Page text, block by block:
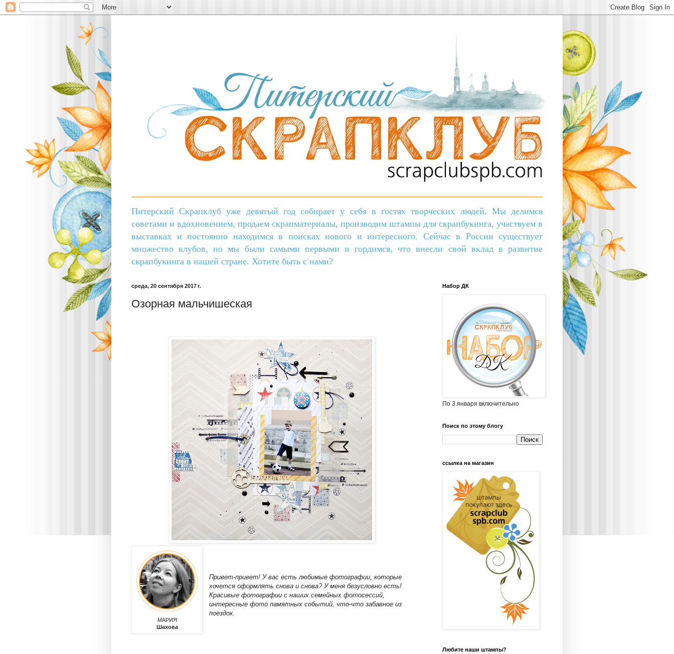
Питерский Скрапклуб уже девятый год собирает у себя в гостях творческих людей. Мы делимся
советами и вдохновением, продаем скрапматериалы, производим штампы для скрапбукинга, участвуем в
выставках и постоянно находимся в поисках нового и интересного. Сейчас в России существует
множество клубов, но мы были самыми первыми и гордимся, что внесли свой вклад в развитие
скрапбукинга в нашей стране. Хотите быть с нами?
среда, 20 сентября 2017 г.
Озорная мальчишеская
МАРИЯ
Шахова
Привет-привет! У вас есть любимые фотографии, которые
хочется оформлять снова и снова? У меня безусловно есть!
Красивые фотографии с наших семейных фотосессий,
интересные фото памятных событий, что-что забавное из
поездок.
Набор ДК
По 3 января включительно
Поиск по этому блогу
ссылка на магазин
Любите наши штампы?